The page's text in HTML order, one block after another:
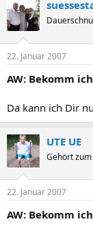
22. Januar 2007
AW: Bekomm
Da kann ich Dir
UTE UE
Gehört
22. Januar 2007
AW: Bekomm